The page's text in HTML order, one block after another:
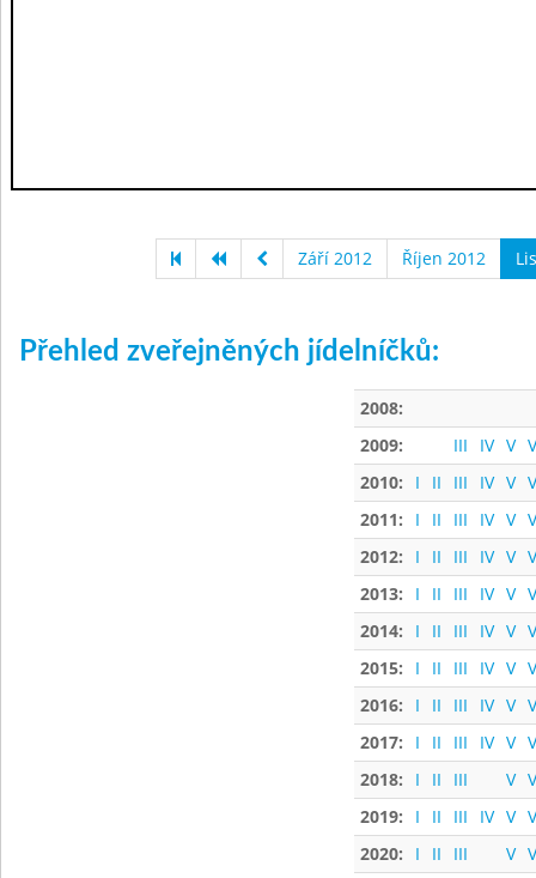
Září 2012 Říjen 2012
Přehled zveřejněných jídelníčků:
2008:
2009:
III IV V
2010:
I II III IV V
2011:
I II III IV V
2012:
I II III IV V
2013:
I II III IV V
2014:
I II III IV V
2015:
I II III IV V
2016:
I II III IV V
2017:
I II III IV V
2018:
I II III V
2019:
I II III IV V
2020:
I II III V